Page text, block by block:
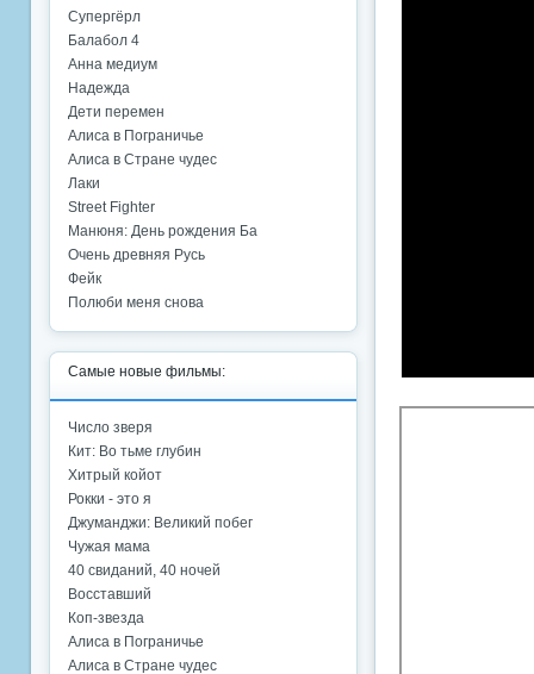
Супергёрл
Балабол 4
Анна медиум
Надежда
Дети перемен
Алиса в Пограничье
Алиса в Стране чудес
Лаки
Street Fighter
Манюня: День рождения Ба
Очень древняя Русь
Фейк
Полюби меня снова
Самые новые фильмы:
Число зверя
Кит: Во тьме глубин
Хитрый койот
Рокки - это я
Джуманджи: Великий побег
Чужая мама
40 свиданий, 40 ночей
Восставший
Коп-звезда
Алиса в Пограничье
Алиса в Стране чудес